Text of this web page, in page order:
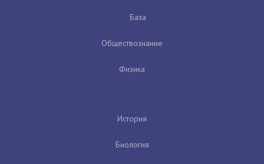
База
Обществознание
Физика
История
Биология